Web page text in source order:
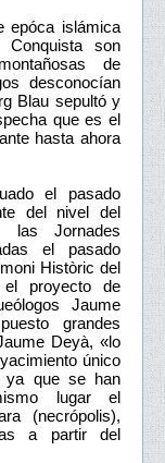
epóca islámica
son
de
desconocían
Blau sepultó y
que es el
hasta ahora
el pasado
del nivel del
las Jornades
el pasado
Històric del
proyecto de
Jaume
grandes
Deyà, «lo
único
ya que se han
lugar el
(necrópolis),
a partir del